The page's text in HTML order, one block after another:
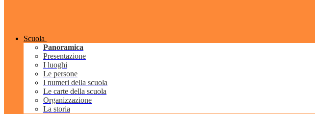
Scuola
Panoramica
Presentazione
I luoghi
Le persone
I numeri della scuola
Le carte della scuola
Organizzazione
La storia